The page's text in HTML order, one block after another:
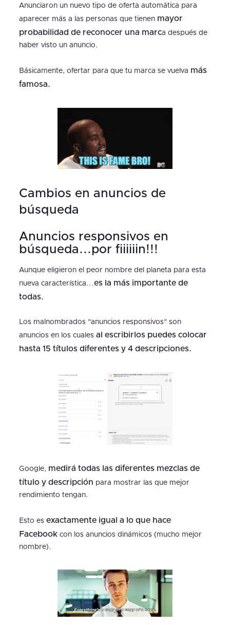
Anunciaron un nuevo tipo de oferta automática para
aparecer más a las personas que tienen mayor
probabilidad de reconocer una marca después de
haber visto un anuncio.
Básicamente, ofertar para que tu marca se vuelva más
famosa.
Cambios en anuncios de
búsqueda
Anuncios responsivos en
búsqueda...por fiiiiiin!!!
Aunque eligieron el peor nombre del planeta para esta
nueva característica...es la más importante de
todas.
Los malnombrados "anuncios responsivos" son
anuncios en los cuales al escribirlos puedes colocar
hasta 15 títulos diferentes y 4 descripciones.
Google, medirá todas las diferentes mezclas de
título y descripción para mostrar las que mejor
rendimiento tengan.
Esto es exactamente igual a lo que hace
Facebookcon los anuncios dinámicos (mucho mejor
nombre).